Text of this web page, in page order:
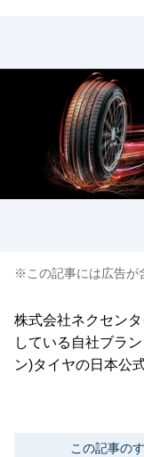
※この記事には広告が
株式会社ネクセン
している自社ブラ
ン)タイヤの日本公
この記事の